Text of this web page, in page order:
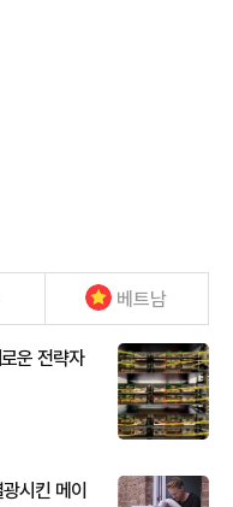
베트남
운 전략자
시킨 메이